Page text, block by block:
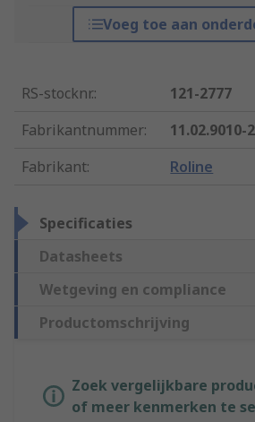
Voeg toe aan
RS-stocknr.:
121-2777
Fabrikantnummer:
11.02.9010-
Fabrikant: Roline
Specificaties
Datasheets
Wetgeving en compliance
Productomschrijving
Zoek vergelijkbare
of meer kenmerken te